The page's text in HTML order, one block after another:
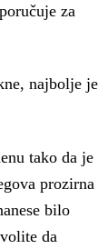
za
najbolje je
tako da je
prozirna
bilo
da